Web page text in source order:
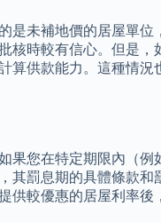
未補地價的居屋單
時較有信心。但是
供款能力。這種情
您在特定期限內（
罰息期的具體條款
較優惠的居屋利率後